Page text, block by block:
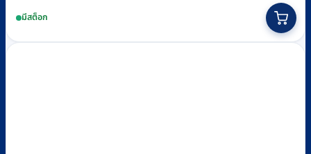
was:
฿6,050.
is:
฿5,500.
มีสต็อก